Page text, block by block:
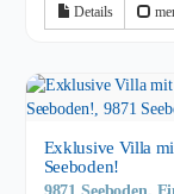
Details
Exklusive Villa
Seeboden!